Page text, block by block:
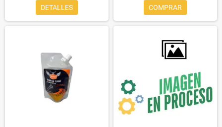
DETALLES COMPRAR